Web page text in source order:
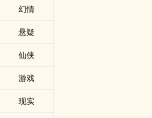
幻情
悬疑
仙侠
游戏
现实